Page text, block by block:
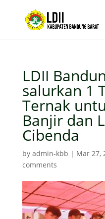
LDII
salurkan 1
Ternak
Banjir dan
Cibenda
by admin-kbb | Mar 27,
comments